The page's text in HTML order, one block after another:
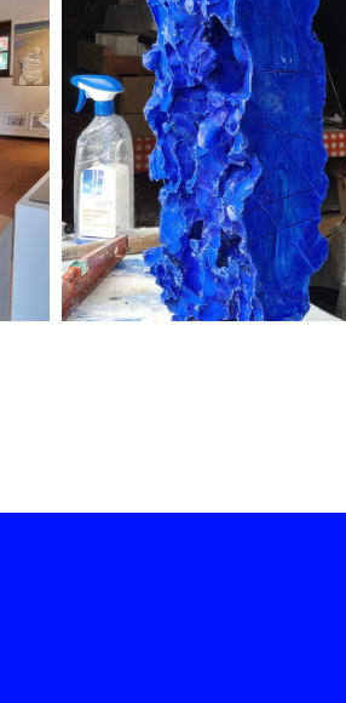
Klein Bee
2022
Periode 2025-2021